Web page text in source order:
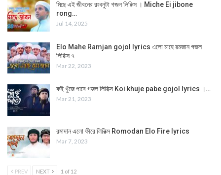
মিছে এই জীবনের রংধনুটা গজল লিরিক্স । Miche Ei jibone
rong…
Jul 14, 2025
Elo Mahe Ramjan gojol lyrics এলো মাহে রমজান গজল
লিরিক্স ৭
Mar 22, 2023
কই খুঁজে পাবে গজল লিরিক্স Koi khuje pabe gojol lyrics ।…
Mar 21, 2023
রমাদান এলো ফীরে লিরিক্স Romodan Elo Fire lyrics
Mar 7, 2023
PREV NEXT 1 of 12